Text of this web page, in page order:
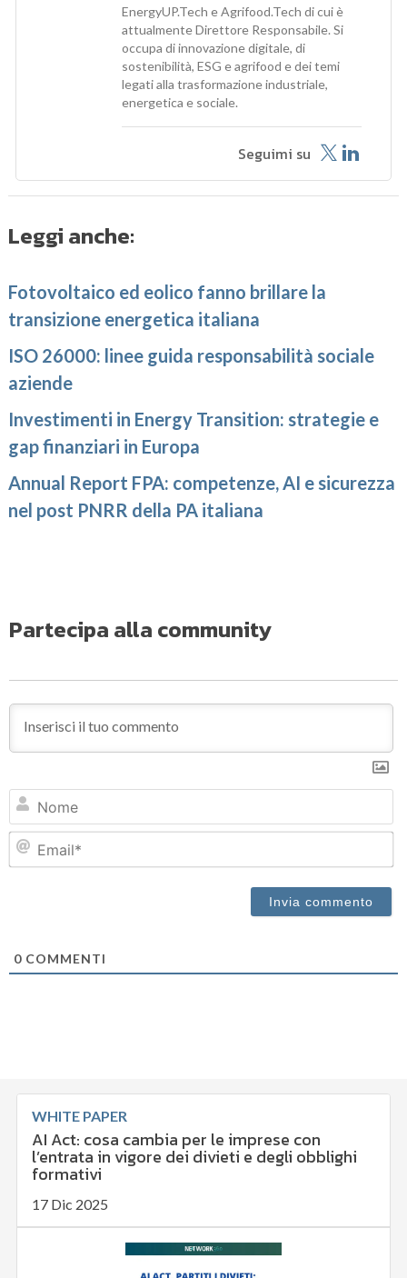
EnergyUP.Tech e Agrifood.Tech di cui è
attualmente Direttore Responsabile. Si
occupa di innovazione digitale, di
sostenibilità, ESG e agrifood e dei temi
legati alla trasformazione industriale,
energetica e sociale.
Seguimi su
Leggi anche:
Fotovoltaico ed eolico fanno brillare la
transizione energetica italiana
ISO 26000: linee guida responsabilità sociale
aziende
Investimenti in Energy Transition: strategie e
gap finanziari in Europa
Annual Report FPA: competenze, AI e sicurezza
nel post PNRR della PA italiana
Partecipa alla community
0 COMMENTI
WHITE PAPER
AI Act: cosa cambia per le imprese con
l’entrata in vigore dei divieti e degli obblighi
formativi
17 Dic 2025